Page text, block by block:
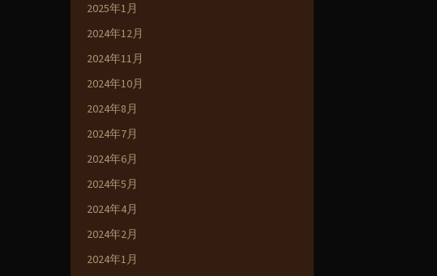
2025年1月
2024年12月
2024年11月
2024年10月
2024年8月
2024年7月
2024年6月
2024年5月
2024年4月
2024年2月
2024年1月